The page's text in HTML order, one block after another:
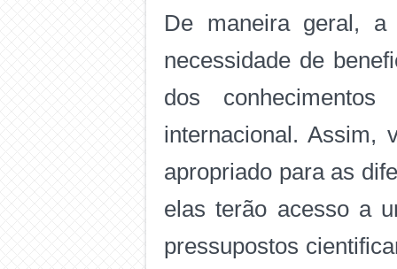
De maneira geral, a
necessidade de
dos
internacional. Assim,
apropriado para as
elas terão acesso a
pressupostos